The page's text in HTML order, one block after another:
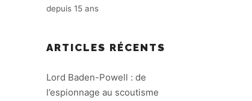
depuis 15 ans
ARTICLES RÉCENTS
Lord Baden-Powell : de
l’espionnage au scoutisme